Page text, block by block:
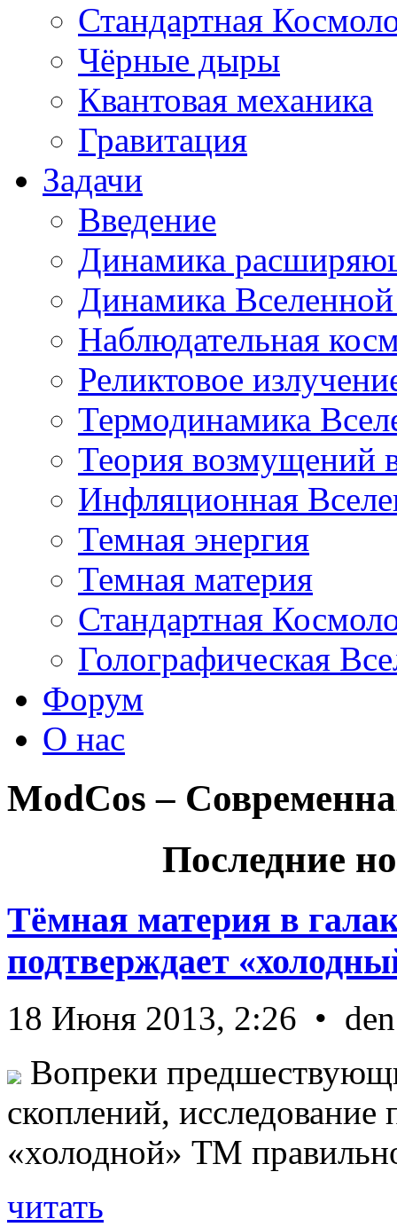
Стандартная
Чёрные дыры
Квантовая механика
Гравитация
Задачи
Введение
Динамика
Динамика
Наблюдательная
Реликтовое
Термодинамика
Теория возмущений
Инфляционная
Темная энергия
Темная материя
Стандартная
Голографическая
Форум
О нас
ModCos –
Последние
Тёмная материя в
подтверждает
18 Июня 2013, 2:26 • den
Вопреки
скоплений, исследование
«холодной» ТМ
читать